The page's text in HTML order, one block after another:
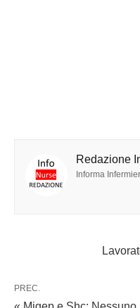
Redazione
Informa
PREC.